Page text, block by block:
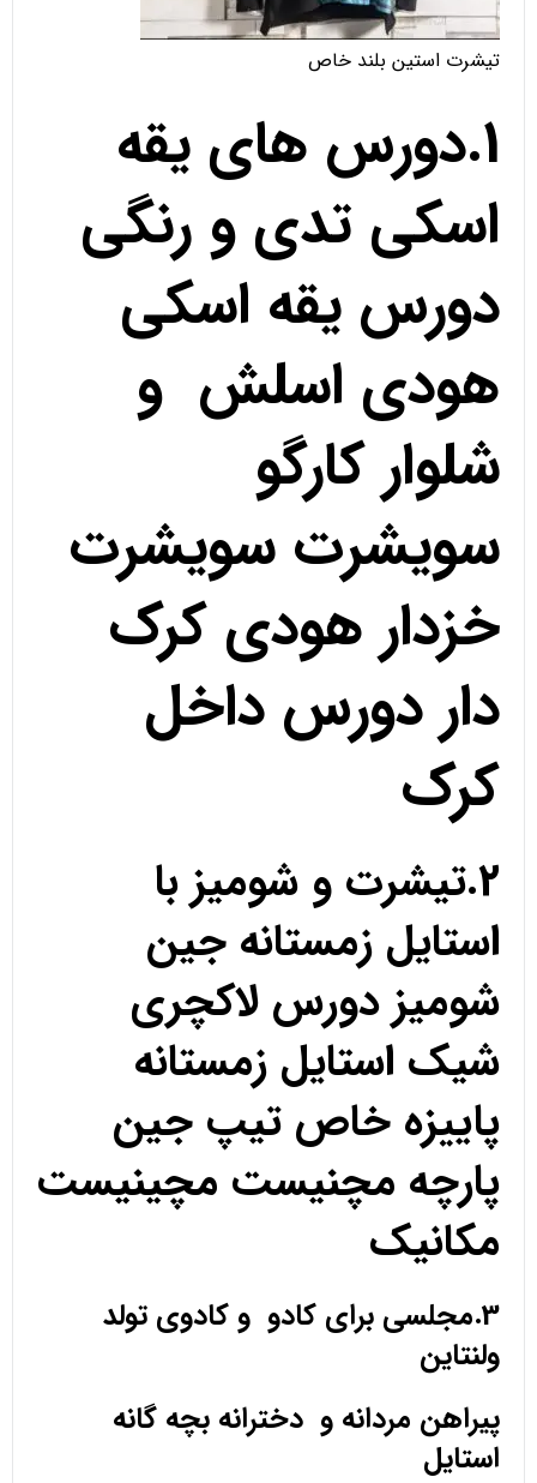
تیشرت استین بلند خاص
1.دورس های یقه
اسکی تدی و رنگی
دورس یقه اسکی
هودی اسلش و
شلوار کارگو
سویشرت سویشرت
خزدار هودی کرک
دار دورس داخل
کرک
2.تیشرت و شومیز با
استایل زمستانه جین
شومیز دورس لاکچری
شیک استایل زمستانه
پاییزه خاص تیپ جین
پارچه مچنیست مچینیست
مکانیک
3.مجلسی برای کادو و کادوی تولد
ولنتاین
پیراهن مردانه و دخترانه بچه گانه
استایل